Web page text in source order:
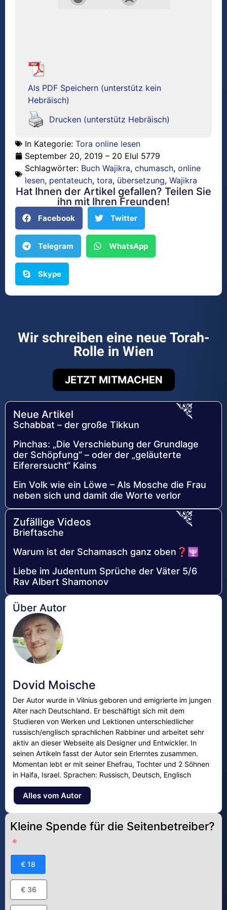
Als PDF Speichern (unterstütz kein
Hebräisch)
Drucken (unterstütz Hebräisch)
In Kategorie: Tora online lesen
September 20, 2019 – 20 Elul 5779
Schlagwörter: Buch Wajikra, chumasch, online
lesen, pentateuch, tora, übersetzung, Wajikra
Hat Ihnen der Artikel gefallen? Teilen Sie
ihn mit Ihren Freunden!
Facebook Twitter
Telegram WhatsApp
Skype
Wir schreiben eine neue Torah-
Rolle in Wien
JETZT MITMACHEN
Neue Artikel
Schabbat – der große Tikkun
Pinchas: „Die Verschiebung der Grundlage
der Schöpfung“ – oder der „geläuterte
Eiferersucht“ Kains
Ein Volk wie ein Löwe – Als Mosche die Frau
neben sich und damit die Worte verlor
Zufällige Videos
Brieftasche
Warum ist der Schamasch ganz oben❓🕎
Liebe im Judentum Sprüche der Väter 5/6
Rav Albert Shamonov
Über Autor
Dovid Moische
Der Autor wurde in Vilnius geboren und emigrierte im jungen
Alter nach Deutschland. Er beschäftigt sich mit dem
Studieren von Werken und Lektionen unterschiedlicher
russisch/englisch sprachlichen Rabbiner und arbeitet sehr
aktiv an dieser Webseite als Designer und Entwickler. In
seinen Artikeln fasst der Autor sein Erlerntes zusammen.
Momentan lebt er mit seiner Ehefrau, Tochter und 2 Söhnen
in Haifa, Israel. Sprachen: Russisch, Deutsch, Englisch
Alles vom Autor
Kleine Spende für die Seitenbetreiber?
€ 18
€ 36